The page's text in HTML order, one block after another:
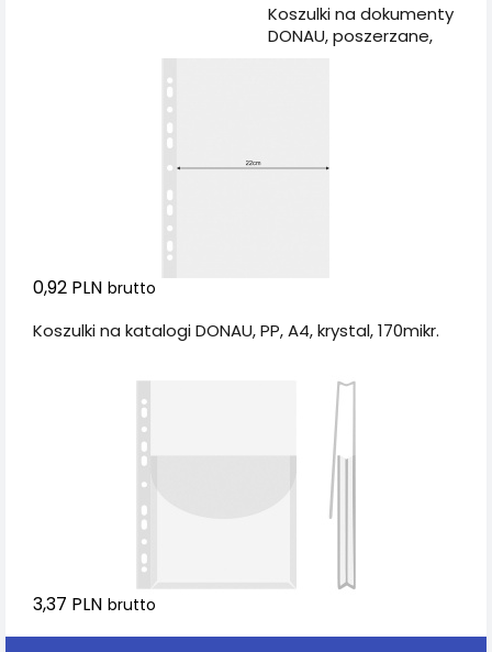
Koszulki na dokumenty
DONAU, poszerzane,
0,92 PLN brutto
Koszulki na katalogi DONAU, PP, A4, krystal, 170mikr.
3,37 PLN brutto